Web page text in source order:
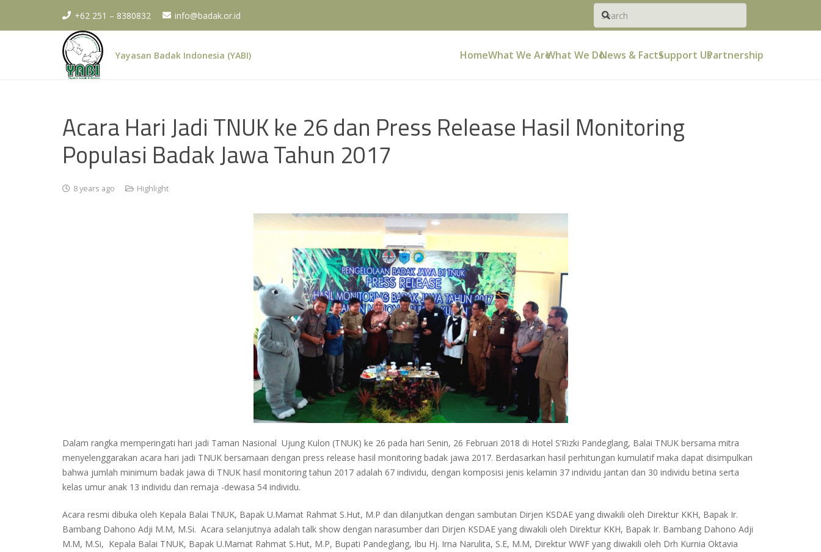
+62 251 – 8380832 info@badak.or.id
Yayasan Badak Indonesia (YABI) HomeWhat We AreWhat We DoNews & FactsSupport UsPartnership
Acara Hari Jadi TNUK ke 26 dan Press Release Hasil Monitoring
Populasi Badak Jawa Tahun 2017
8 years ago Highlight
Dalam rangka memperingati hari jadi Taman Nasional Ujung Kulon (TNUK) ke 26 pada hari Senin, 26 Februari 2018 di Hotel S’Rizki Pandeglang, Balai TNUK bersama mitra
menyelenggarakan acara hari jadi TNUK bersamaan dengan press release hasil monitoring badak jawa 2017. Berdasarkan hasil perhitungan kumulatif maka dapat disimpulkan
bahwa jumlah minimum badak jawa di TNUK hasil monitoring tahun 2017 adalah 67 individu, dengan komposisi jenis kelamin 37 individu jantan dan 30 individu betina serta
kelas umur anak 13 individu dan remaja -dewasa 54 individu.
Acara resmi dibuka oleh Kepala Balai TNUK, Bapak U.Mamat Rahmat S.Hut, M.P dan dilanjutkan dengan sambutan Dirjen KSDAE yang diwakili oleh Direktur KKH, Bapak Ir.
Bambang Dahono Adji M.M, M.Si. Acara selanjutnya adalah talk show dengan narasumber dari Dirjen KSDAE yang diwakili oleh Direktur KKH, Bapak Ir. Bambang Dahono Adji
M.M, M.Si, Kepala Balai TNUK, Bapak U.Mamat Rahmat S.Hut, M.P, Bupati Pandeglang, Ibu Hj. Irna Narulita, S.E, M.M, Direktur WWF yang diwakili oleh Drh Kurnia Oktavia